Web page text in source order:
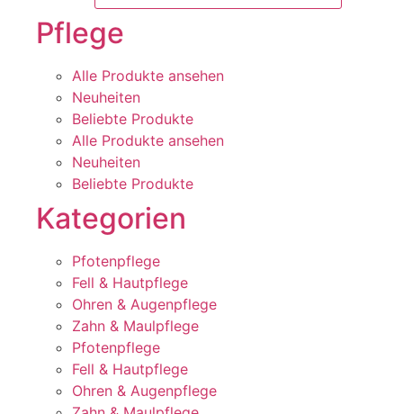
Pflege
Alle Produkte ansehen
Neuheiten
Beliebte Produkte
Alle Produkte ansehen
Neuheiten
Beliebte Produkte
Kategorien
Pfotenpflege
Fell & Hautpflege
Ohren & Augenpflege
Zahn & Maulpflege
Pfotenpflege
Fell & Hautpflege
Ohren & Augenpflege